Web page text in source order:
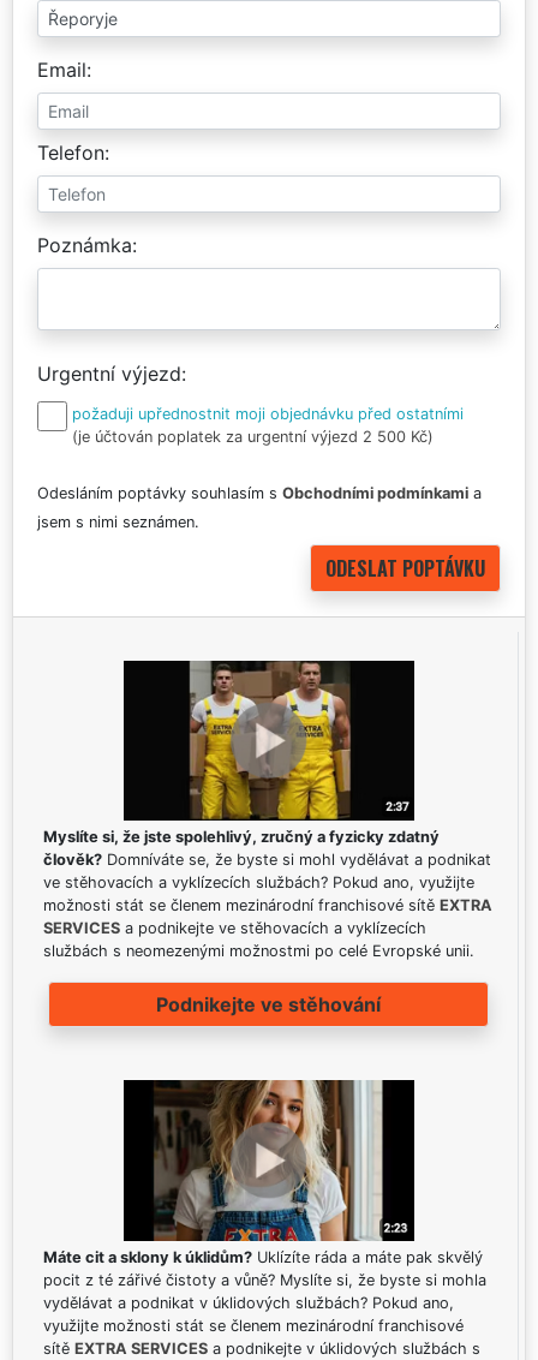
Email
Telefon
Poznámka
Urgentní výjezd
požaduji upřednostnit moji objednávku před ostatními
(je účtován poplatek za urgentní výjezd 2 500 Kč)
Odesláním poptávky souhlasím s Obchodními podmínkami a
jsem s nimi seznámen.
Myslíte si, že jste spolehlivý, zručný a fyzicky zdatný
člověk? Domníváte se, že byste si mohl vydělávat a podnikat
ve stěhovacích a vyklízecích službách? Pokud ano, využijte
možnosti stát se členem mezinárodní franchisové sítě EXTRA
SERVICES a podnikejte ve stěhovacích a vyklízecích
službách s neomezenými možnostmi po celé Evropské unii.
Podnikejte ve stěhování
Máte cit a sklony k úklidům? Uklízíte ráda a máte pak skvělý
pocit z té zářivé čistoty a vůně? Myslíte si, že byste si mohla
vydělávat a podnikat v úklidových službách? Pokud ano,
využijte možnosti stát se členem mezinárodní franchisové
sítě EXTRA SERVICES a podnikejte v úklidových službách s